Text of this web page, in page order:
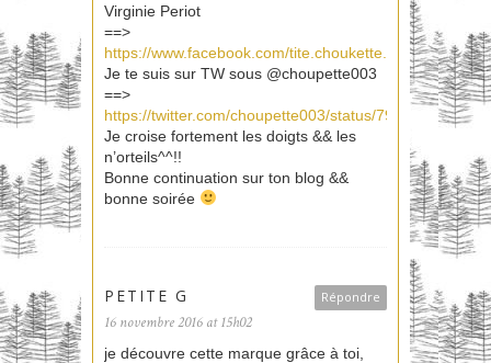
Virginie Periot
==>
https://www.facebook.com/tite.choukette.54/posts/
Je te suis sur TW sous @choupette003
==>
https://twitter.com/choupette003/status/
Je croise fortement les doigts && les
n’orteils^^!!
Bonne continuation sur ton blog &&
bonne soirée
Répondre
PETITE G
16 novembre 2016 at 15h02
je découvre cette marque grâce à toi,